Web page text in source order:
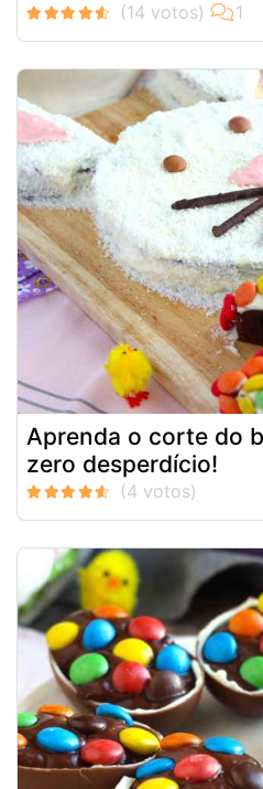
Aprenda o corte do
zero desperdício!